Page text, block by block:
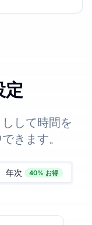
定
して時間を
きます。
年次 40% お得